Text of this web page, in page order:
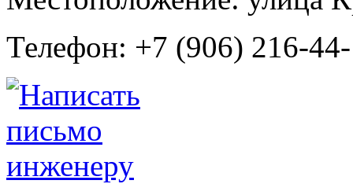
Телефон: +7 (906) 216-